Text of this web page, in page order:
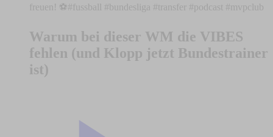
freuen! ⚽️#fussball #bundesliga #transfer #podcast #mvpclub
Warum bei dieser WM die VIBES
fehlen (und Klopp jetzt Bundestrainer
ist)